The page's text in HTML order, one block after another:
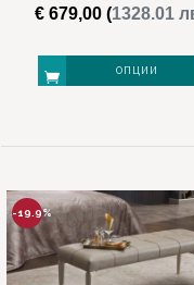
€679,00(1328.01
ОПЦИИ
multiple
variants.
The
-19.9%